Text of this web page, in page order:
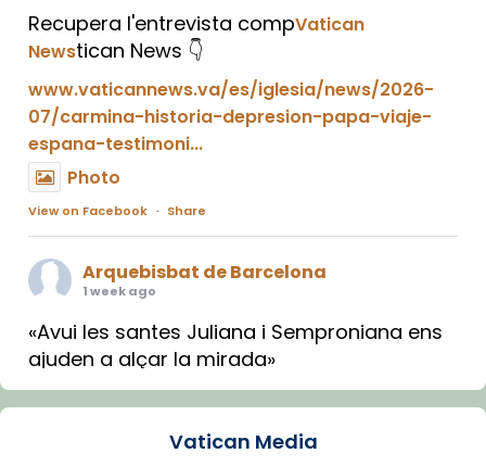
Recupera l'entrevista compVatican
Newstican News 👇
www.vaticannews.va/es/iglesia/news/2026-
07/carmina-historia-depresion-papa-viaje-
espana-testimoni...
Photo
View on Facebook · Share
Arquebisbat de Barcelona
1 week ago
«Avui les santes Juliana i Semproniana ens
ajuden a alçar la mirada»
Mons. Sergi Gordo, bisbe de Tortosa, ha
Santes de Mataró.Vatican Media